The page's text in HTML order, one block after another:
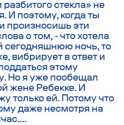
стекла» не
И поэтому, когда ты
произносишь эти
о том, - что хотела
сегодняшнюю ночь, то
вибрирует в ответ и
этому
Но я уже пообещал
жене Ребекке. И
только ей. Потому что
даже несмотря на